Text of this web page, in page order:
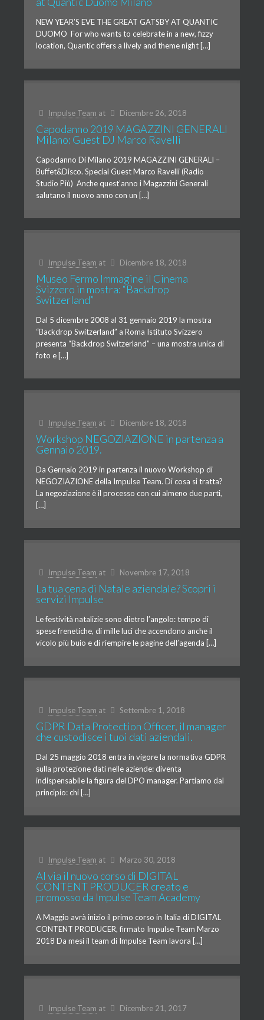
NEW YEAR’S EVE THE GREAT GATSBY AT QUANTIC
DUOMO For who wants to celebrate in a new, fizzy
location, Quantic offers a lively and theme night […]
Impulse Team at Dicembre 26, 2018
Capodanno 2019 MAGAZZINI GENERALI
Milano: Guest DJ Marco Ravelli
Capodanno Di Milano 2019 MAGAZZINI GENERALI –
Buffet&Disco. Special Guest Marco Ravelli (Radio
Studio Più) Anche quest’anno i Magazzini Generali
salutano il nuovo anno con un […]
Impulse Team at Dicembre 18, 2018
Museo Fermo Immagine il Cinema
Svizzero in mostra: “Backdrop
Switzerland”
Dal 5 dicembre 2008 al 31 gennaio 2019 la mostra
“Backdrop Switzerland” a Roma Istituto Svizzero
presenta “Backdrop Switzerland” – una mostra unica di
foto e […]
Impulse Team at Dicembre 18, 2018
Workshop NEGOZIAZIONE in partenza a
Gennaio 2019.
Da Gennaio 2019 in partenza il nuovo Workshop di
NEGOZIAZIONE della Impulse Team. Di cosa si tratta?
La negoziazione è il processo con cui almeno due parti,
[…]
Impulse Team at Novembre 17, 2018
La tua cena di Natale aziendale? Scopri i
servizi Impulse
Le festività natalizie sono dietro l’angolo: tempo di
spese frenetiche, di mille luci che accendono anche il
vicolo più buio e di riempire le pagine dell’agenda […]
Impulse Team at Settembre 1, 2018
GDPR Data Protection Officer, il manager
che custodisce i tuoi dati aziendali.
Dal 25 maggio 2018 entra in vigore la normativa GDPR
sulla protezione dati nelle aziende: diventa
indispensabile la figura del DPO manager. Partiamo dal
principio: chi […]
Impulse Team at Marzo 30, 2018
Al via il nuovo corso di DIGITAL
CONTENT PRODUCER creato e
promosso da Impulse Team Academy
A Maggio avrà inizio il primo corso in Italia di DIGITAL
CONTENT PRODUCER, firmato Impulse Team Marzo
2018 Da mesi il team di Impulse Team lavora […]
Impulse Team at Dicembre 21, 2017